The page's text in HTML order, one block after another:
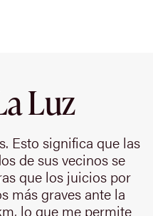
Luz
Esto significa que las
de sus vecinos se
que los juicios por
más graves ante la
lo que me permite